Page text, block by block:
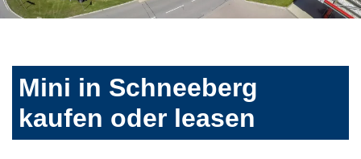
Mini in Schneeberg
kaufen oder leasen